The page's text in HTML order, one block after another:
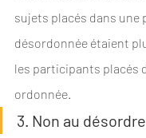
sujets placés dans une
désordonnée étaient
les participants placés
ordonnée.
3. Non au